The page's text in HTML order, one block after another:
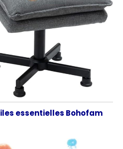
essentielles Bohofam